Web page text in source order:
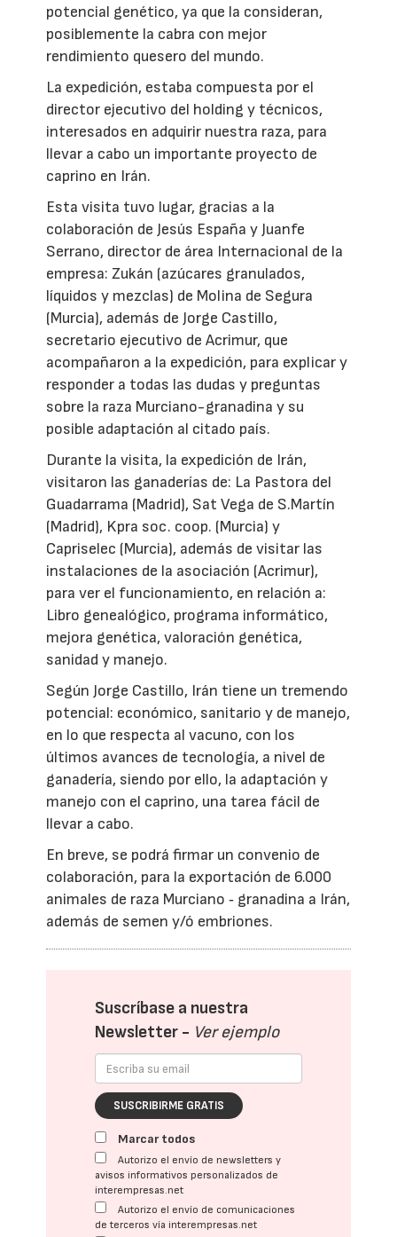
potencial genético, ya que la consideran,
posiblemente la cabra con mejor
rendimiento quesero del mundo.
La expedición, estaba compuesta por el
director ejecutivo del holding y técnicos,
interesados en adquirir nuestra raza, para
llevar a cabo un importante proyecto de
caprino en Irán.
Esta visita tuvo lugar, gracias a la
colaboración de Jesús España y Juanfe
Serrano, director de área Internacional de la
empresa: Zukán (azúcares granulados,
líquidos y mezclas) de Molina de Segura
(Murcia), además de Jorge Castillo,
secretario ejecutivo de Acrimur, que
acompañaron a la expedición, para explicar y
responder a todas las dudas y preguntas
sobre la raza Murciano-granadina y su
posible adaptación al citado país.
Durante la visita, la expedición de Irán,
visitaron las ganaderías de: La Pastora del
Guadarrama (Madrid), Sat Vega de S.Martín
(Madrid), Kpra soc. coop. (Murcia) y
Capriselec (Murcia), además de visitar las
instalaciones de la asociación (Acrimur),
para ver el funcionamiento, en relación a:
Libro genealógico, programa informático,
mejora genética, valoración genética,
sanidad y manejo.
Según Jorge Castillo, Irán tiene un tremendo
potencial: económico, sanitario y de manejo,
en lo que respecta al vacuno, con los
últimos avances de tecnología, a nivel de
ganadería, siendo por ello, la adaptación y
manejo con el caprino, una tarea fácil de
llevar a cabo.
En breve, se podrá firmar un convenio de
colaboración, para la exportación de 6.000
animales de raza Murciano ‐ granadina a Irán,
además de semen y/ó embriones.
Suscríbase a nuestra
Newsletter - Ver ejemplo
SUSCRIBIRME GRATIS
Marcar todos
Autorizo el envío de newsletters y
avisos informativos personalizados de
interempresas.net
Autorizo el envío de comunicaciones
de terceros vía interempresas.net